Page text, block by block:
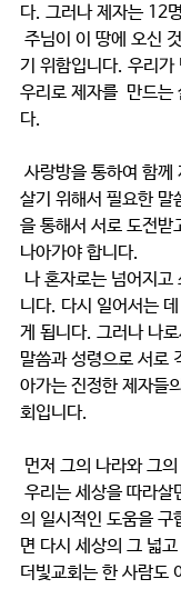
다. 그러나 제자는 12
기 위함입니다. 우리가
우리로 제자를  만드는
다.
살기 위해서 필요한 말
을 통해서 서로 도전받
나아가야 합니다.
니다. 다시 일어서는
게 됩니다. 그러나 나
말씀과 성령으로 서로
아가는 진정한 제자들
회입니다.
먼저 그의 나라와 그
의 일시적인 도움을 구
면 다시 세상의 그 넓
더빛교회는 한 사람도